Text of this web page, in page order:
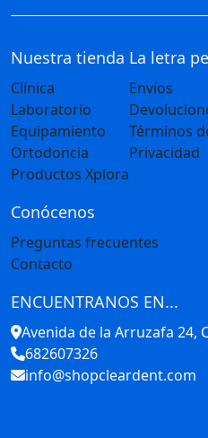
Nuestra tienda
Clínica
Laboratorio
Equipamiento
Ortodoncia
Productos Xplora
La letra
Envíos
Términos
Privacidad
Conócenos
Preguntas frecuentes
Contacto
ENCUENTRANOS EN...
Avenida de la Arruzafa 24,
682607326
info@shopcleardent.com